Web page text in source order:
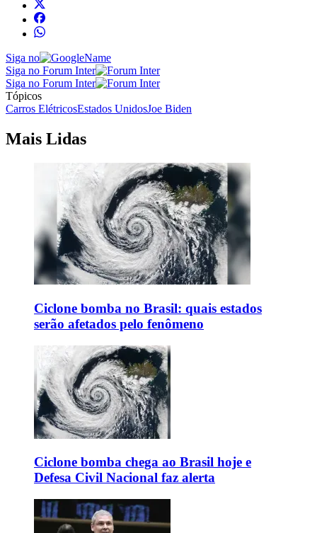
Siga no
Siga no Forum Inter
Siga no Forum Inter
Tópicos
Carros ElétricosEstados UnidosJoe Biden
Mais Lidas
Ciclone bomba no Brasil: quais estados
serão afetados pelo fenômeno
Ciclone bomba chega ao Brasil hoje e
Defesa Civil Nacional faz alerta